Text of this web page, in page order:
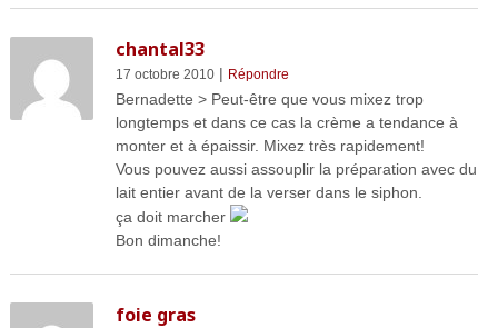
chantal33
17 octobre 2010| Répondre
Bernadette > Peut-être que vous mixez trop
longtemps et dans ce cas la crème a tendance à
monter et à épaissir. Mixez très rapidement!
Vous pouvez aussi assouplir la préparation avec du
lait entier avant de la verser dans le siphon.
ça doit marcher
Bon dimanche!
foie gras